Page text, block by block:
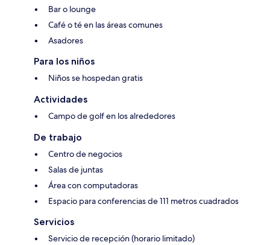
Bar o lounge
Café o té en las áreas comunes
Asadores
Para los niños
Niños se hospedan gratis
Actividades
Campo de golf en los alrededores
De trabajo
Centro de negocios
Salas de juntas
Área con computadoras
Espacio para conferencias de 111 metros cuadrados
Servicios
Servicio de recepción (horario limitado)